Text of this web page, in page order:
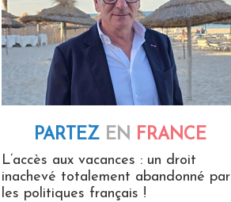
PARTEZ EN FRANCE
L’accès aux vacances : un droit
inachevé totalement abandonné par
les politiques français !